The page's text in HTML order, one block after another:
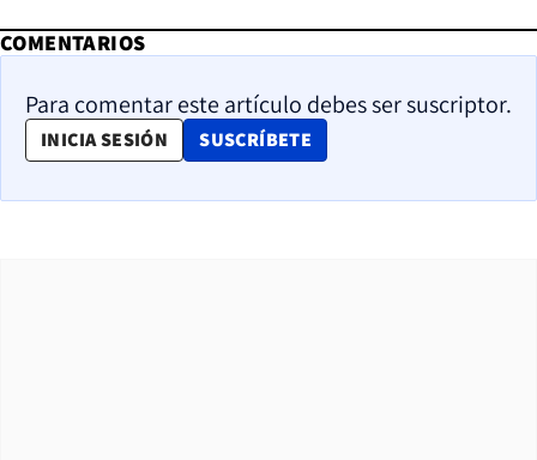
COMENTARIOS
Para comentar este artículo debes ser suscriptor.
INICIA SESIÓN SUSCRÍBETE
OPENS IN NEW WINDOW